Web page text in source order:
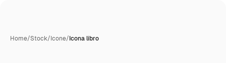
Home/Stock/Icone/Icona libro